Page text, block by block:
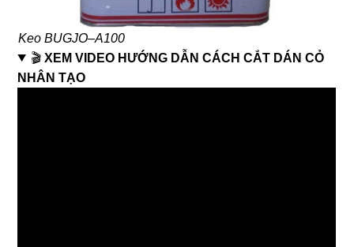
Keo BUGJO–A100
🎬XEM VIDEO HƯỚNG DẪN CÁCH CẮT DÁN CỎ
NHÂN TẠO